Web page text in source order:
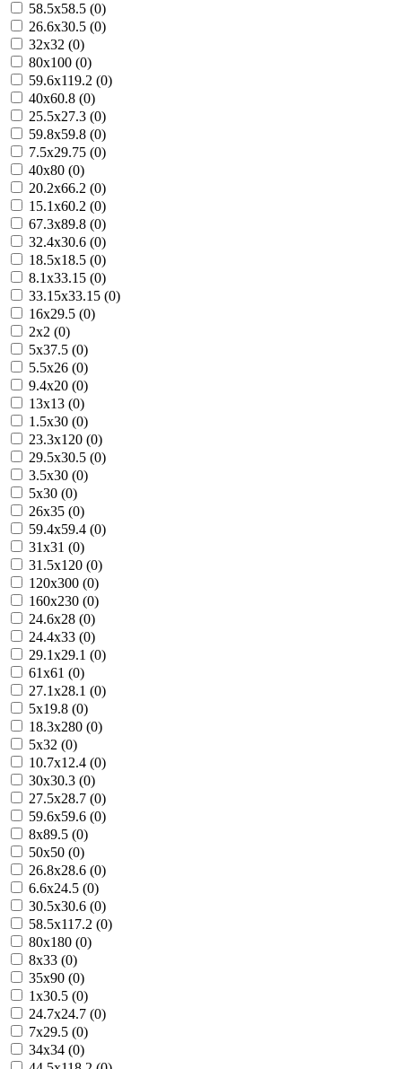
58.5x58.5 (0)
26.6x30.5 (0)
32x32 (0)
80x100 (0)
59.6x119.2 (0)
40x60.8 (0)
25.5x27.3 (0)
59.8x59.8 (0)
7.5x29.75 (0)
40x80 (0)
20.2x66.2 (0)
15.1x60.2 (0)
67.3x89.8 (0)
32.4x30.6 (0)
18.5x18.5 (0)
8.1x33.15 (0)
33.15x33.15 (0)
16x29.5 (0)
2x2 (0)
5x37.5 (0)
5.5x26 (0)
9.4x20 (0)
13x13 (0)
1.5x30 (0)
23.3x120 (0)
29.5x30.5 (0)
3.5x30 (0)
5x30 (0)
26x35 (0)
59.4x59.4 (0)
31x31 (0)
31.5x120 (0)
120x300 (0)
160x230 (0)
24.6x28 (0)
24.4x33 (0)
29.1x29.1 (0)
61x61 (0)
27.1x28.1 (0)
5x19.8 (0)
18.3x280 (0)
5x32 (0)
10.7x12.4 (0)
30x30.3 (0)
27.5x28.7 (0)
59.6x59.6 (0)
8x89.5 (0)
50x50 (0)
26.8x28.6 (0)
6.6x24.5 (0)
30.5x30.6 (0)
58.5x117.2 (0)
80x180 (0)
8x33 (0)
35x90 (0)
1x30.5 (0)
24.7x24.7 (0)
7x29.5 (0)
34x34 (0)